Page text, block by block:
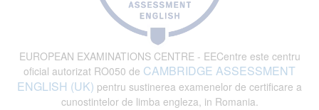
EUROPEAN EXAMINATIONS CENTRE - EECentre este centru
oficial autorizat RO050 de CAMBRIDGE ASSESSMENT
ENGLISH (UK) pentru sustinerea examenelor de certificare a
cunostintelor de limba engleza, in Romania.